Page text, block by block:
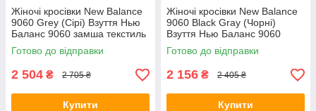
Жіночі кросівки New Balance
9060 Grey (Сірі) Взуття Нью
Баланс 9060 замша текстиль
демісезон
Готово до відправки
2 504 ₴ 2 705 ₴
Купити
Жіночі кросівки New Balance
9060 Black Gray (Чорні)
Взуття Нью Баланс 9060
замша текстиль демісезон
Готово до відправки
2 156 ₴ 2 405 ₴
Купити